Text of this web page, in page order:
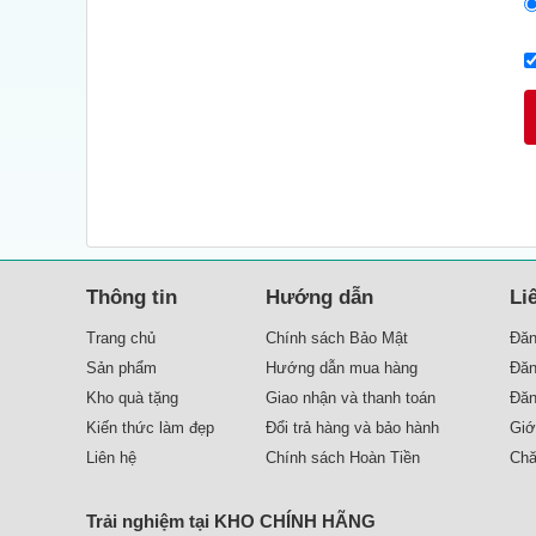
Thông tin
Trang chủ
Sản phẩm
Kho quà tặng
Kiến thức làm đẹp
Liên hệ
Hướng dẫn
Chính sách Bảo Mật
Hướng dẫn mua hàng
Giao nhận và thanh toán
Đổi trả hàng và bảo hành
Chính sách Hoàn Tiền
Trải nghiệm tại KHO CHÍNH HÃNG